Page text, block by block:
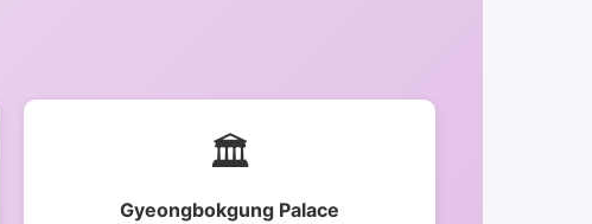
🏛️
Gyeongbokgung Palace